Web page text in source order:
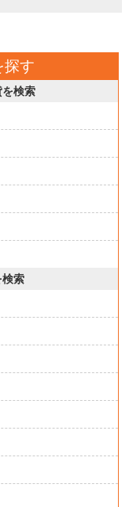
探す
を検索
検索